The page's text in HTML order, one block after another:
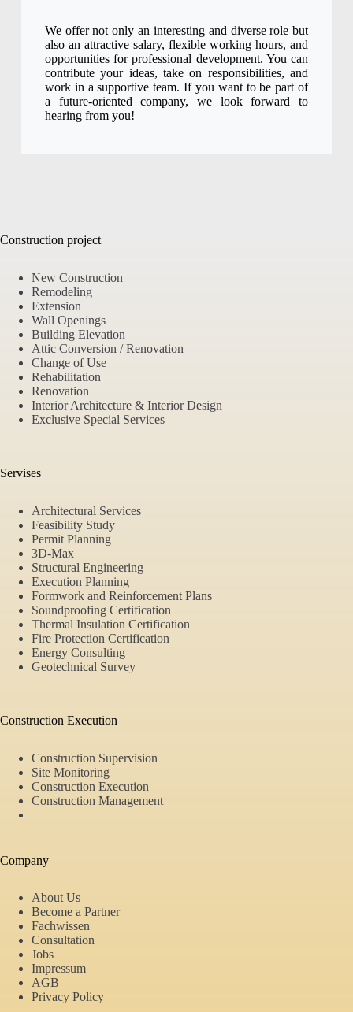
We offer not only an interesting and diverse role but
also an attractive salary, flexible working hours, and
opportunities for professional development. You can
contribute your ideas, take on responsibilities, and
work in a supportive team. If you want to be part of
a future-oriented company, we look forward to
hearing from you!
Construction project
New Construction
Remodeling
Extension
Wall Openings
Building Elevation
Attic Conversion / Renovation
Change of Use
Rehabilitation
Renovation
Interior Architecture & Interior Design
Exclusive Special Services
Servises
Architectural Services
Feasibility Study
Permit Planning
3D-Max
Structural Engineering
Execution Planning
Formwork and Reinforcement Plans
Soundproofing Certification
Thermal Insulation Certification
Fire Protection Certification
Energy Consulting
Geotechnical Survey
Construction Execution
Construction Supervision
Site Monitoring
Construction Execution
Construction Management
Company
About Us
Become a Partner
Fachwissen
Consultation
Jobs
Impressum
AGB
Privacy Policy